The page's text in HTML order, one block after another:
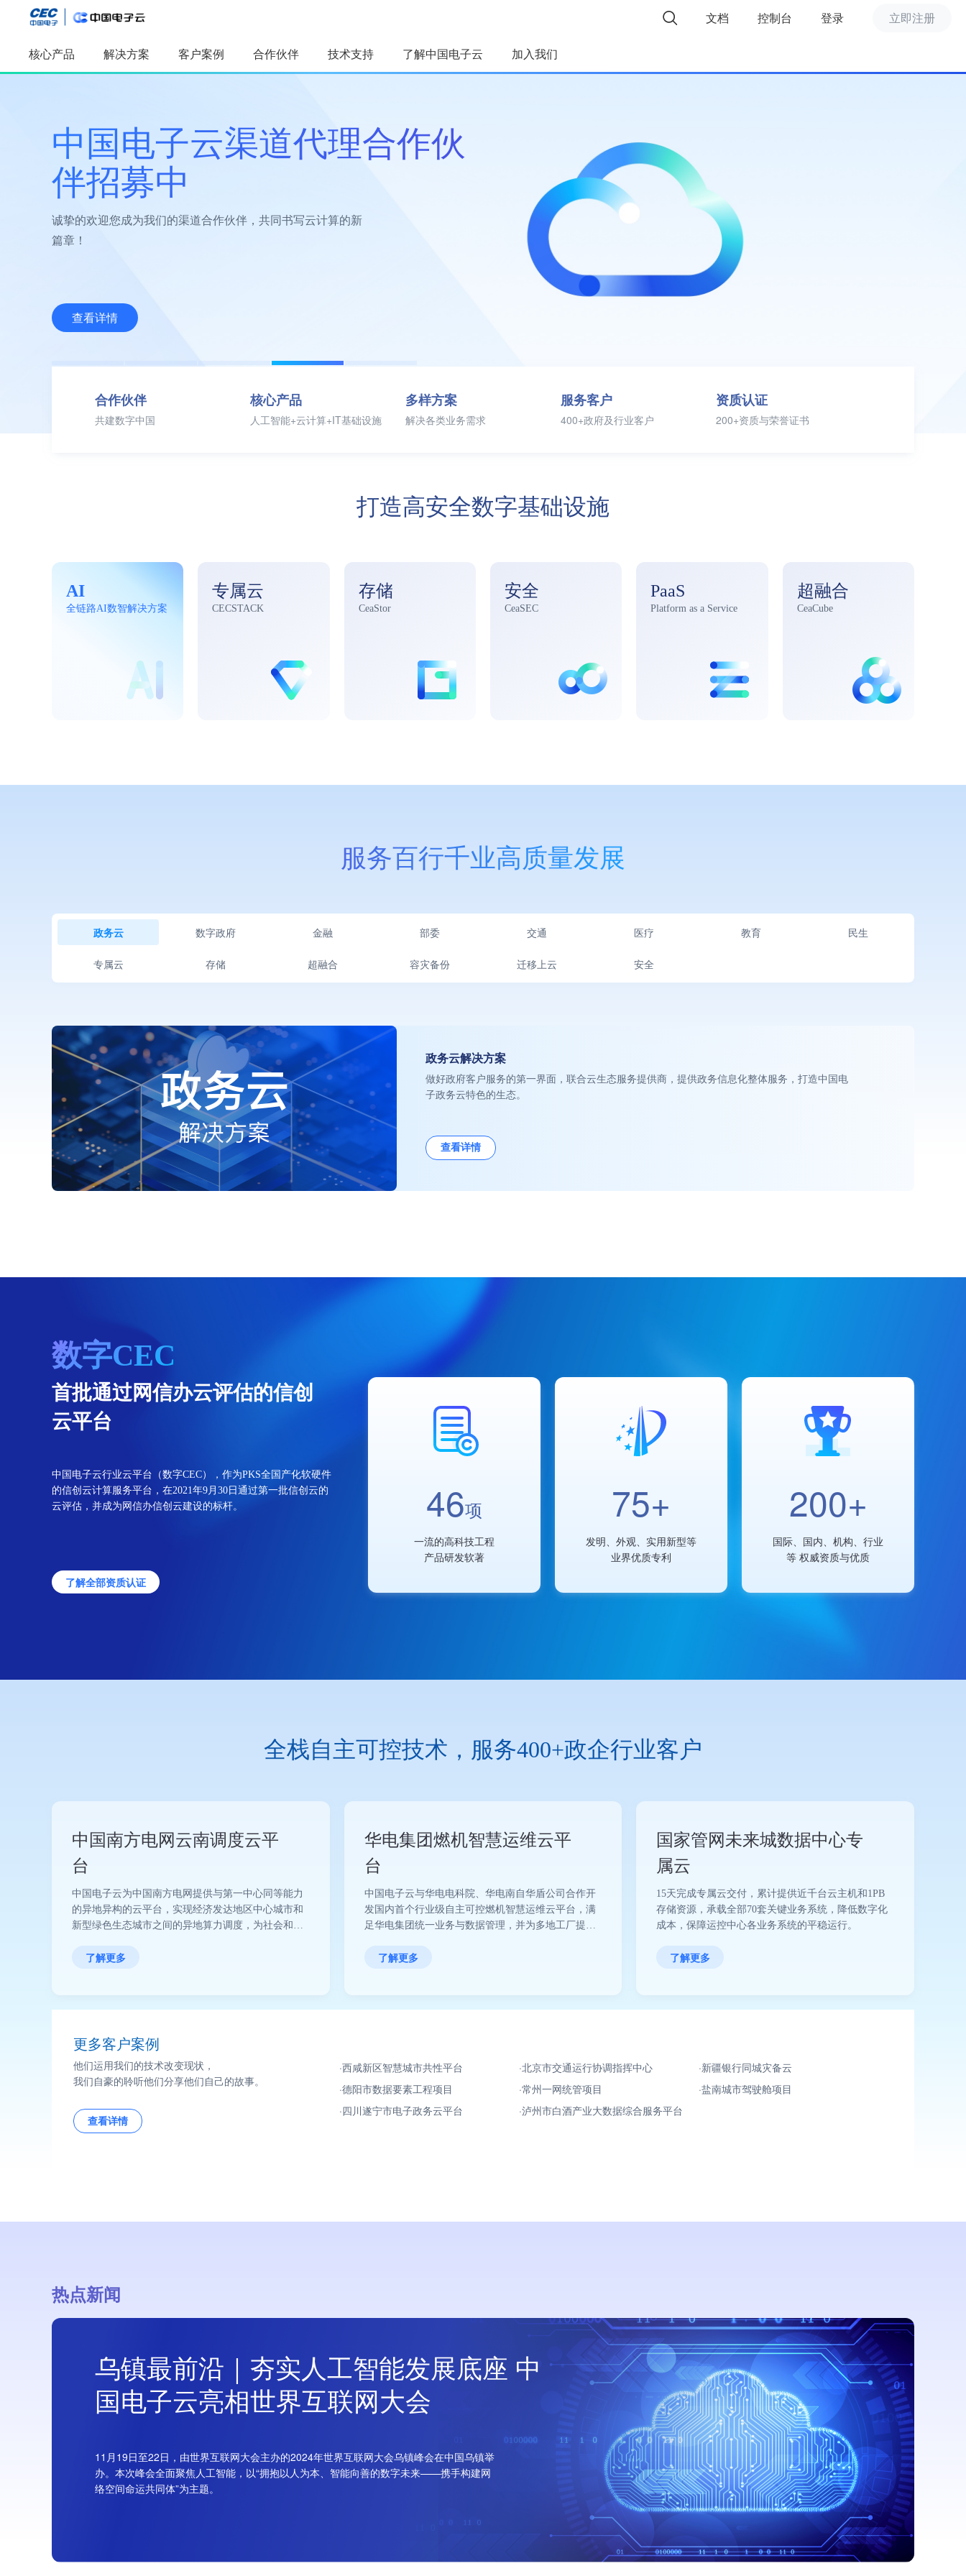
核心产品 解决方案 客户案例 合作伙伴 技术支持 了解中国电子云 加入我们
文档 控制台 登录 立即注册
人工智能
AI算力产品
及服务
软件工厂
数字孪生
查看全部产品与技术 >
应用开发平台
本体构建与运营平台
通用解决方案
政务云
政务云解决方案
经济治理解决方案（城市项目管理）
政务数据治理和智能分析解决方案
金融灾备云解决方案
绿色金融解决方案
智慧网点解决方案
可信云视频会议解决方案
交通
重大活动保障方案
医院专属私有云解决方案
医保基金大数据监管平台
人社大数据建设方案
技术支持
为您提供高效服务保障，
支撑上云前、中、后全流
文档中心
客户支持
增值服务
培训认证
了解中国电子云
业打造数据时代高安全数
字基础设施。
新闻中心
CEC集团新闻
中国电子云
新星AI重磅发布
面向国家关键行业，提供全链路AI解决方案
查看详情
中国电子云上线
DeepSeek-R1/V3全系模型
提供私有化部署方案
国有企业数字化转型案例
100+央国企客户的共同选择
中国电子云渠道代理合作伙
伴招募中
诚挚的欢迎您成为我们的渠道合作伙伴，共同书写云计算的新
篇章！
查看详情
中国电子云 中国信创云
云可信 创未来
合作伙伴
共建数字中国
核心产品
人工智能+云计算+IT基础设施
多样方案
解决各类业务需求
服务客户
400+政府及行业客户
资质认证
200+资质与荣誉证书
打造高安全数字基础设施
AI
全链路AI数智解决⽅案
专属云
CECSTACK
存储
CeaStor
安全
CeaSEC
PaaS
Platform as a Service
超融合
CeaCube
服务百行千业高质量发展
政务云 数字政府 金融 部委 交通 医疗 教育 民生
专属云 存储 超融合 容灾备份 迁移上云 安全
政务云解决方案
做好政府客户服务的第一界面，联合云生态服务提供商，提供政务信息化整体服务，打造中国电
子政务云特色的生态。
查看详情
数字CEC
首批通过网信办云评估的信创
云平台
中国电子云行业云平台（数字CEC），作为PKS全国产化软硬件
的信创云计算服务平台，在2021年9月30日通过第一批信创云的
云评估，并成为网信办信创云建设的标杆。
了解全部资质认证
46项
一流的高科技工程
产品研发软著
75+
发明、外观、实用新型等
业界优质专利
200+
国际、国内、机构、行业
等 权威资质与优质
全栈自主可控技术，服务400+政企行业客户
中国南方电网云南调度云平
台
中国电子云为中国南方电网提供与第一中心同等能力
的异地异构的云平台，实现经济发达地区中心城市和
新型绿色生态城市之间的异地算力调度，为社会和经
了解更多
华电集团燃机智慧运维云平
台
中国电子云与华电电科院、华电南自华盾公司合作开
发国内首个行业级自主可控燃机智慧运维云平台，满
足华电集团统一业务与数据管理，并为多地工厂提供
了解更多
国家管网未来城数据中心专
属云
15天完成专属云交付，累计提供近千台云主机和1PB
存储资源，承载全部70套关键业务系统，降低数字化
成本，保障运控中心各业务系统的平稳运行。
了解更多
更多客户案例
他们运用我们的技术改变现状，
我们自豪的聆听他们分享他们自己的故事。
查看详情
西咸新区智慧城市共性平台 北京市交通运行协调指挥中心
新疆银行同城灾备云
德阳市数据要素工程项目
常州一网统管项目
盐南城市驾驶舱项目
四川遂宁市电子政务云平台
泸州市白酒产业大数据综合服务平台
热点新闻
乌镇最前沿｜夯实人工智能发展底座 中
国电子云亮相世界互联网大会
11月19日至22日，由世界互联网大会主办的2024年世界互联网大会乌镇峰会在中国乌镇举
办。本次峰会全面聚焦人工智能，以“拥抱以人为本、智能向善的数字未来——携手构建网
络空间命运共同体”为主题。